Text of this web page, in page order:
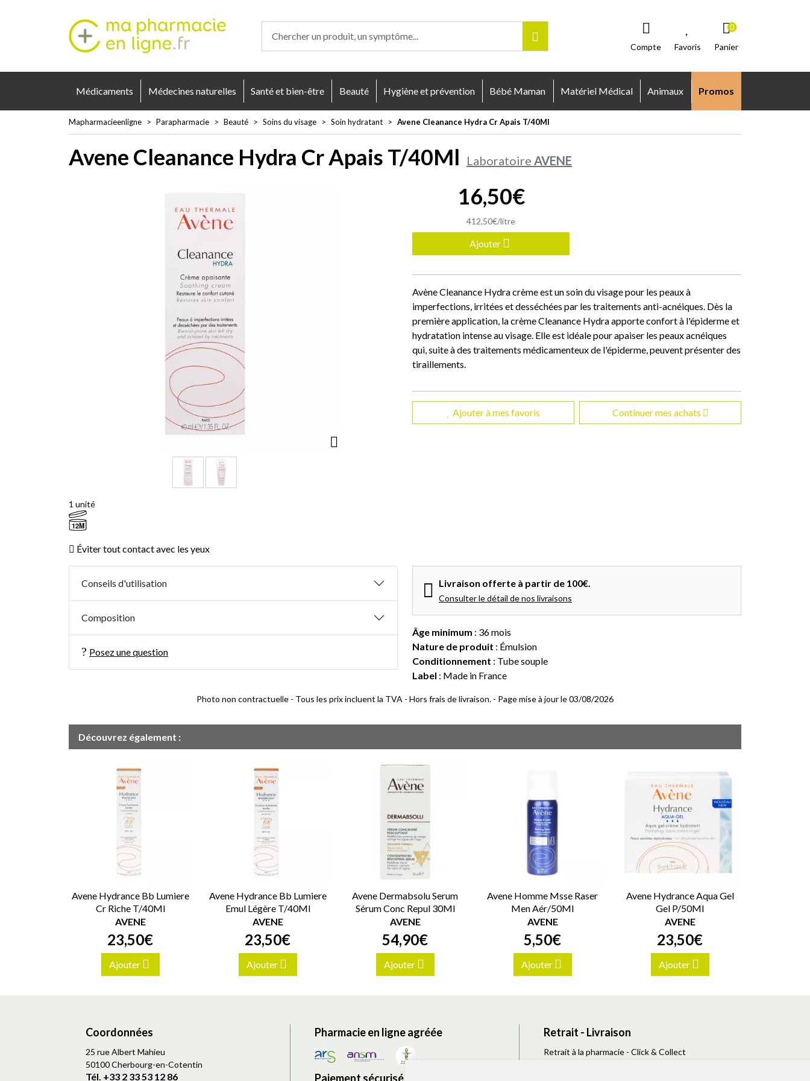
Compte Favoris Panier
0
Médicaments Médecines naturelles Santé et bien-être Beauté Hygiène et prévention Bébé Maman Matériel Médical Animaux Promos
Mapharmacieenligne Parapharmacie Beauté Soins du visage Soin hydratant Avene Cleanance Hydra Cr Apais T/40Ml
Avene Cleanance Hydra Cr Apais T/40Ml Laboratoire AVENE
1 unité
12M
Éviter tout contact avec les yeux
16,50€
412,50€/litre
Ajouter
Avène Cleanance Hydra crème est un soin du visage pour les peaux à
imperfections, irritées et desséchées par les traitements anti-acnéiques. Dès la
première application, la crème Cleanance Hydra apporte confort à l'épiderme et
hydratation intense au visage. Elle est idéale pour apaiser les peaux acnéiques
qui, suite à des traitements médicamenteux de l'épiderme, peuvent présenter des
tiraillements.
Ajouter à mes favoris Continuer mes achats
Conseils d'utilisation
Composition
Posez une question
Livraison offerte à partir de 100€.
Consulter le détail de nos livraisons
Âge minimum : 36 mois
Nature de produit : Émulsion
Conditionnement : Tube souple
Label : Made in France
Photo non contractuelle - Tous les prix incluent la TVA - Hors frais de livraison. - Page mise à jour le 03/08/2026
Découvrez également :
Avene Hydrance Bb Lumiere
Cr Riche T/40Ml
AVENE
23,50€
Ajouter
Avene Hydrance Bb Lumiere
Emul Légère T/40Ml
AVENE
23,50€
Ajouter
Avene Dermabsolu Serum
Sérum Conc Repul 30Ml
AVENE
54,90€
Ajouter
Avene Homme Msse Raser
Men Aér/50Ml
AVENE
5,50€
Ajouter
Avene Hydrance Aqua Gel
Gel P/50Ml
AVENE
23,50€
Ajouter
Coordonnées
25 rue Albert Mahieu
50100 Cherbourg-en-Cotentin
Tél. +33 2 33 53 12 86
Pharmacie en ligne agréée
Paiement sécurisé
Retrait - Livraison
Retrait à la pharmacie - Click & Collect